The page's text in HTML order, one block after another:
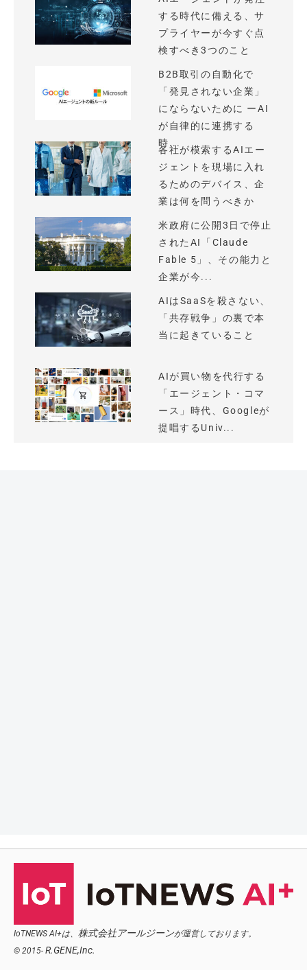
する時代に備える、サ
プライヤーが今すぐ点
検すべき3つのこと
B2B取引の自動化で
「発見されない企業」
にならないために ーAI
が自律的に連携する
時...
各社が模索するAIエー
ジェントを現場に入れ
るためのデバイス、企
業は何を問うべきか
米政府に公開3日で停止
されたAI「Claude
Fable 5」、その能力と
企業が今...
AIはSaaSを殺さない、
「共存戦争」の裏で本
当に起きていること
AIが買い物を代行する
「エージェント・コマ
ース」時代、Googleが
提唱するUniv...
IoTNEWS AI+は、 株式会社アールジーンが運営しております。
© 2015- R.GENE,Inc.